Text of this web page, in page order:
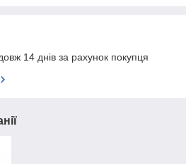
14 днів за рахунок покупця